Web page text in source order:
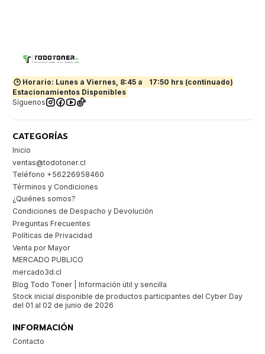
🕒 Horario: Lunes a Viernes, 8:45 a
17:50 hrs (continuado)
Estacionamientos Disponibles
Síguenos
CATEGORÍAS
Inicio
ventas@todotoner.cl
Teléfono +56226958460
Términos y Condiciones
¿Quiénes somos?
Condiciones de Despacho y Devolución
Preguntas Frecuentes
Políticas de Privacidad
Venta por Mayor
MERCADO PUBLICO
mercado3d.cl
Blog Todo Toner | Información útil y sencilla
Stock inicial disponible de productos participantes del Cyber Day
del 01 al 02 de junio de 2026
INFORMACIÓN
Contacto